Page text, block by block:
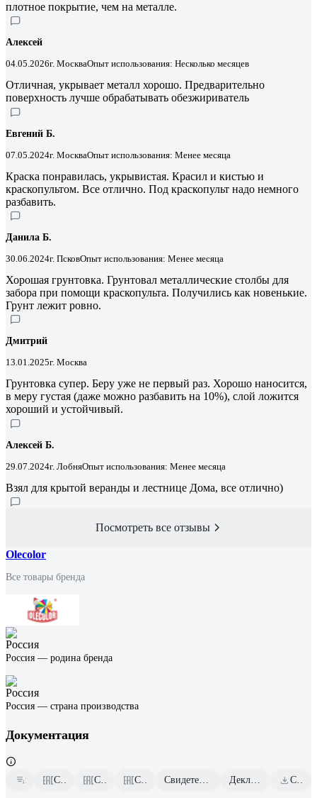
плотное покрытие, чем на металле.
Алексей
04.05.2026г. МоскваОпыт использования: Несколько месяцев
Отличная, укрывает металл хорошо. Предварительно
поверхность лучше обрабатывать обезжириватель
Евгений Б.
07.05.2024г. МоскваОпыт использования: Менее месяца
Краска понравилась, укрывистая. Красил и кистью и
краскопультом. Все отлично. Под краскопульт надо немного
разбавить.
Данила Б.
30.06.2024г. ПсковОпыт использования: Менее месяца
Хорошая грунтовка. Грунтовал металлические столбы для
забора при помощи краскопульта. Получились как новенькие.
Грунт лежит ровно.
Дмитрий
13.01.2025г. Москва
Грунтовка супер. Беру уже не первый раз. Хорошо наносится,
в меру густая (даже можно разбавить на 10%), слой ложится
хороший и устойчивый.
Алексей Б.
29.07.2024г. ЛобняОпыт использования: Менее месяца
Взял для крытой веранды и лестнице Дома, все отлично)
Посмотреть все отзывы
Olecolor
Все товары бренда
Россия — родина бренда
Россия — страна производства
Документация
Сертификаты соответствия Сертификаты соответствия Сертификаты соответствия Свидетельство о государственной регистрации от 2023.01.30 Декларация о соответствии от 2026.01.16 Скачать всю документацию